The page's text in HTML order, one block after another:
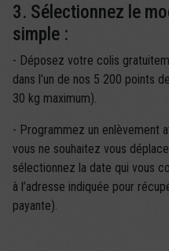
3. Sélectionnez le
simple :
- Déposez votre colis
dans l’un de nos 5 200 points
30 kg maximum).
- Programmez un enlèvement
vous ne souhaitez vous
sélectionnez la date qui vous
à l’adresse indiquée pour
payante).